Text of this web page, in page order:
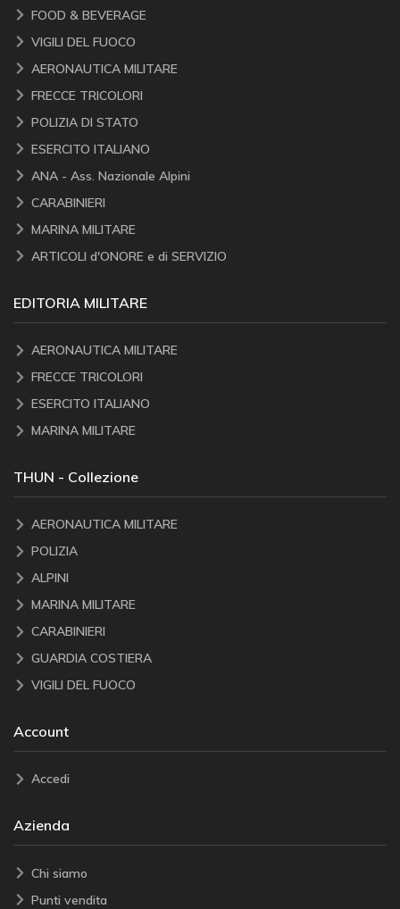
FOOD & BEVERAGE
VIGILI DEL FUOCO
AERONAUTICA MILITARE
FRECCE TRICOLORI
POLIZIA DI STATO
ESERCITO ITALIANO
ANA - Ass. Nazionale Alpini
CARABINIERI
MARINA MILITARE
ARTICOLI d'ONORE e di SERVIZIO
EDITORIA MILITARE
AERONAUTICA MILITARE
FRECCE TRICOLORI
ESERCITO ITALIANO
MARINA MILITARE
THUN - Collezione
AERONAUTICA MILITARE
POLIZIA
ALPINI
MARINA MILITARE
CARABINIERI
GUARDIA COSTIERA
VIGILI DEL FUOCO
Account
Accedi
Azienda
Chi siamo
Punti vendita